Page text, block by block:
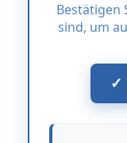
Bestätigen
sind, um
✓